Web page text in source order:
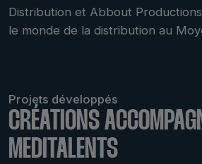
Distribution et Abbout
le monde de la distribution au
Projets développés
CRÉATIONS
MEDITALENTS